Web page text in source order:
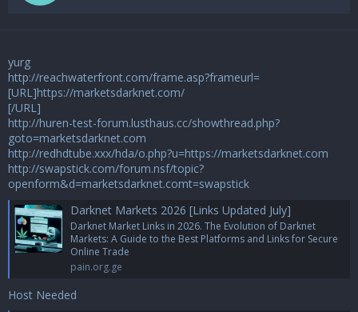
yurg
http://reachwaterfront.com/frame.asp?frameurl=
[URL]https://marketsdarknet.com/
[/URL]
http://huren-test-forum.lusthaus.cc/showthread.php?
goto=marketsdarknet.com
http://redhdtube.xxx/hda/o.php?u=https://marketsdarknet.com
http://swapstick.com/forum.nsf/topic?
openform&d=marketsdarknet.comt=swapstick
Darknet Markets 2026 [Links Updated July]
Darknet Market Links in 2026. The Evolution of Darknet
Markets: A Guide to the Best Platforms and Links for Secure
Online Trade
pain.org.ge
Host Needed